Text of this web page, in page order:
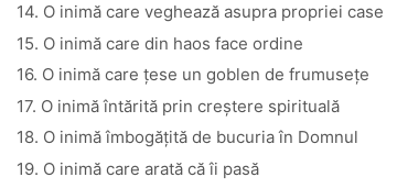
14. O inimă care veghează asupra propriei case
15. O inimă care din haos face ordine
16. O inimă care țese un goblen de frumusețe
17. O inimă întărită prin creștere spirituală
18. O inimă îmbogățită de bucuria în Domnul
19. O inimă care arată că îi pasă